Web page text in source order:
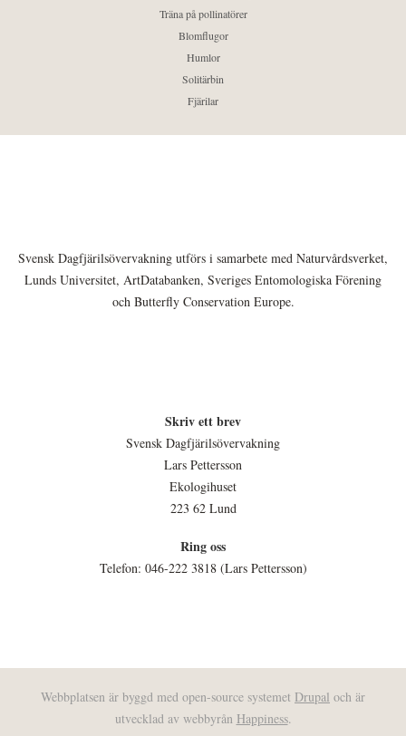
Träna på pollinatörer
Blomflugor
Humlor
Solitärbin
Fjärilar
Svensk Dagfjärilsövervakning utförs i samarbete med Naturvårdsverket,
Lunds Universitet, ArtDatabanken, Sveriges Entomologiska Förening
och Butterfly Conservation Europe.
Skriv ett brev
Svensk Dagfjärilsövervakning
Lars Pettersson
Ekologihuset
223 62 Lund
Ring oss
Telefon: 046-222 3818 (Lars Pettersson)
Webbplatsen är byggd med open-source systemet Drupal och är
utvecklad av webbyrån Happiness.